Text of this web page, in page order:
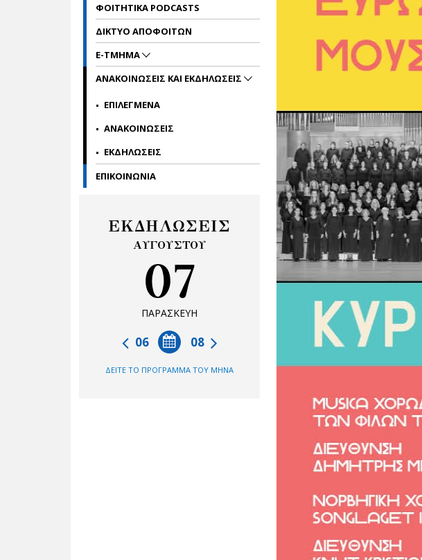
ΦΟΙΤΗΤΙΚΑ PODCASTS
ΔΙΚΤΥΟ ΑΠΟΦΟΙΤΩΝ
E-TMHMA
ΑΝΑΚΟΙΝΩΣΕΙΣ ΚΑΙ ΕΚΔΗΛΩΣΕΙΣ
ΕΠΙΛΕΓΜΕΝΑ
ΑΝΑΚΟΙΝΩΣΕΙΣ
ΕΚΔΗΛΩΣΕΙΣ
ΕΠΙΚΟΙNΩΝΙΑ
ΕΚΔΗΛΩΣΕΙΣ
ΑΥΓΟΥΣΤΟΥ
07
ΠΑΡΑΣΚΕΥΗ
08
06
ΔΕΙΤΕ ΤΟ ΠΡΟΓΡΑΜΜΑ ΤΟΥ ΜΗΝΑ